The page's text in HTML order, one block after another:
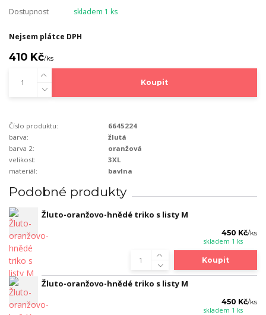
Dostupnost skladem 1 ks
Nejsem plátce DPH
410 Kč/ks
Koupit
Číslo produktu:
6645224
barva:
žlutá
barva 2:
oranžová
velikost:
3XL
materiál:
bavlna
Podobné produkty
Žluto-oranžovo-hnědé triko s listy M
450 Kč/ks
skladem 1 ks
Koupit
Žluto-oranžovo-hnědé triko s listy M
450 Kč/ks
skladem 1 ks